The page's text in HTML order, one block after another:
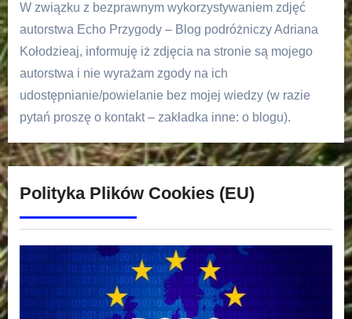
W związku z bezprawnym wykorzystywaniem zdjęć
autorstwa Echo Przygody – Blog podróżniczy Adriana
Kołodzieaj, informuję iż zdjęcia na stronie są mojego
autorstwa i nie wyrażam zgody na ich
udostępnianie/powielanie bez mojej wiedzy (w razie
pytań proszę o kontakt – zakładka inne: o blogu).
Polityka Plików Cookies (EU)